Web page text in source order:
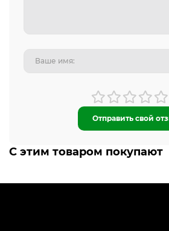
Отправить свой
С этим товаром покупают